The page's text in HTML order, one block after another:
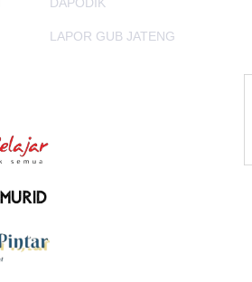
LAPOR GUB JATENG